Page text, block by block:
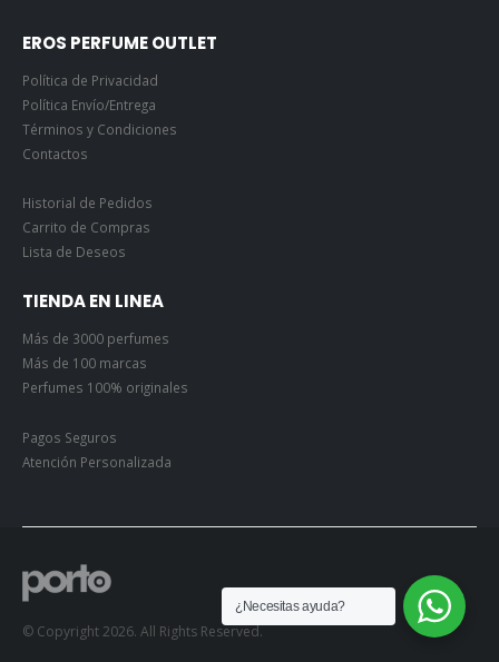
EROS PERFUME OUTLET
Política de Privacidad
Política Envío/Entrega
Términos y Condiciones
Contactos
Historial de Pedidos
Carrito de Compras
Lista de Deseos
TIENDA EN LINEA
Más de 3000 perfumes
Más de 100 marcas
Perfumes 100% originales
Pagos Seguros
Atención Personalizada
© Copyright 2026. All Rights Reserved.
¿Necesitas ayuda?